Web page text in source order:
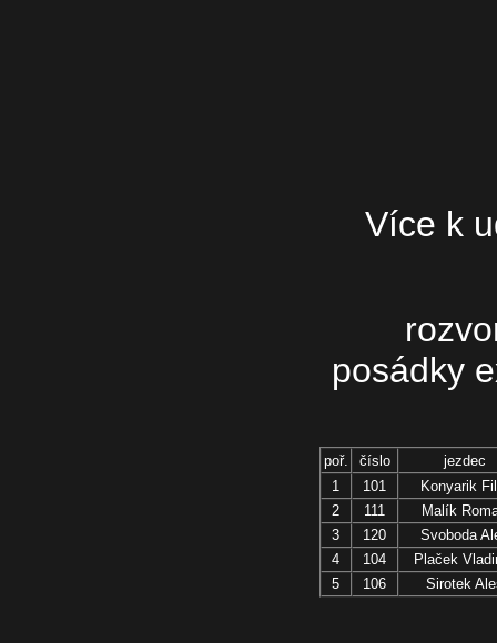
Více k
posádky
poř. číslo
jezdec
1
101
Konyarik
2
111
Malík
3
120
Svoboda
4
104
Plaček
5
106 Sirotek